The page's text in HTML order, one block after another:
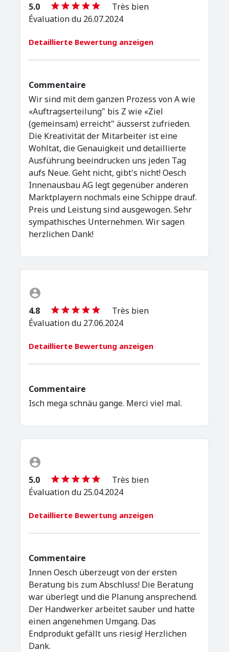
5.0
Très bien
Évaluation du 26.07.2024
Detaillierte Bewertung anzeigen
Commentaire
Wir sind mit dem ganzen Prozess von A wie
«Auftragserteilung" bis Z wie «Ziel
(gemeinsam) erreicht" äusserst zufrieden.
Die Kreativität der Mitarbeiter ist eine
Wohltat, die Genauigkeit und detaillierte
Ausführung beeindrucken uns jeden Tag
aufs Neue. Geht nicht, gibt's nicht! Oesch
Innenausbau AG legt gegenüber anderen
Marktplayern nochmals eine Schippe drauf.
Preis und Leistung sind ausgewogen. Sehr
sympathisches Unternehmen. Wir sagen
herzlichen Dank!
4.8
Très bien
Évaluation du 27.06.2024
Detaillierte Bewertung anzeigen
Commentaire
Isch mega schnäu gange. Merci viel mal.
5.0
Très bien
Évaluation du 25.04.2024
Detaillierte Bewertung anzeigen
Commentaire
Innen Oesch überzeugt von der ersten
Beratung bis zum Abschluss! Die Beratung
war überlegt und die Planung ansprechend.
Der Handwerker arbeitet sauber und hatte
einen angenehmen Umgang. Das
Endprodukt gefällt uns riesig! Herzlichen
Dank.